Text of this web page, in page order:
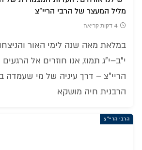
מליל המעצר של הרבי הריי"צ
4 דקות קריאה
במלאת מאה שנה לימי האור
י"ב–י"ג תמוז, אנו חוזרים אל
הריי"צ – דרך עיניה של מי שעמדה
הרבנית חיה מושקא
הרבי הריי"צ